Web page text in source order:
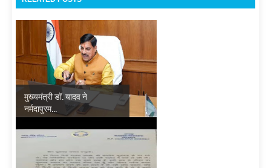
मुख्यमंत्री डॉ. यादव ने
नर्मदापुरम...